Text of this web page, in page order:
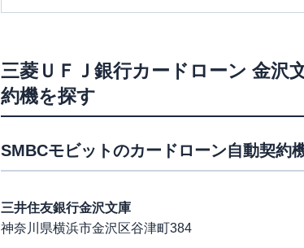
三菱ＵＦＪ銀行カードローン 金沢
約機を探す
SMBCモビットのカードローン自動契約
三井住友銀行金沢文庫
神奈川県横浜市金沢区谷津町384